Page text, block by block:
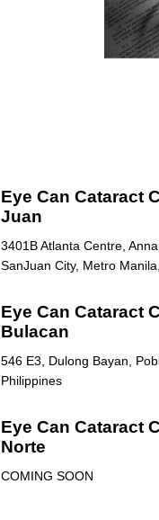
Eye Can Cataract
Juan
3401B Atlanta Centre,
SanJuan City, Metro
Eye Can Cataract
Bulacan
546 E3, Dulong Bayan,
Philippines
Eye Can Cataract
Norte
COMING SOON